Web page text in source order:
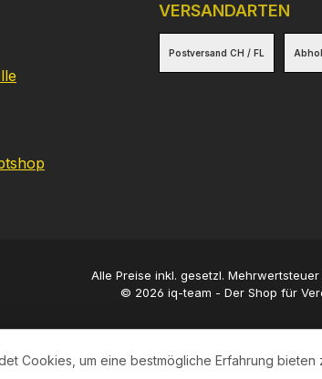
VERSANDARTEN
Postversand CH / FL
Alle Preise inkl. gesetzl. Mehrwertsteuer
© 2026 iq-team - Der Shop für
Cookies, um eine bestmögliche Erfahrung bieten